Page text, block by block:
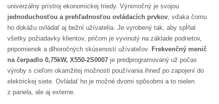
univerzálny prístroj ekonomickej triedy. Výnimočný je svojou
jednoduchosťou a prehľadnosťou ovládacích prvkov, vďaka čomu
ho dokážu ovládať aj bežní užívatelia. Je vyrobený tak, aby spĺňal
všetky požiadavky klientov, pričom je vyvinutý na základe podnetov,
pripomienok a dlhoročných skúseností užívateľov. Frekvenčný menič
na čerpadlo 0,75kW, X550-2S0007 je predprogramovaný už počas
výroby s cieľom okamžitej možnosti používania ihneď po zapojení do
elektrickej siete. Ovládať ho je možné dvomi spôsobmi a to nielen
z panela, ale aj externe.